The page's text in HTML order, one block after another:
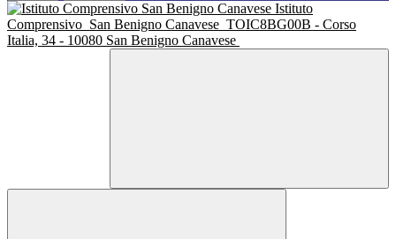
Istituto
Comprensivo San Benigno Canavese TOIC8BG00B - Corso
Italia, 34 - 10080 San Benigno Canavese